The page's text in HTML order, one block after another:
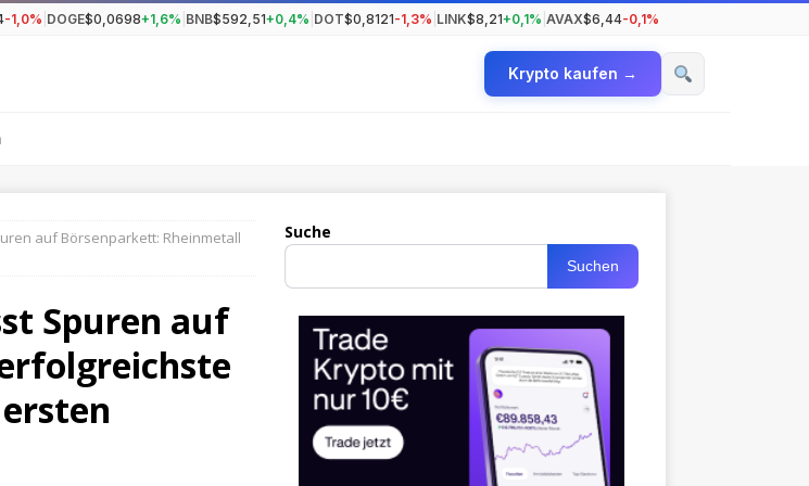
-1,0% DOGE$0,0698+1,6% BNB$592,51+0,4% DOT$0,8121-1,3% LINK$8,21+0,1% AVAX$6,44-0,1%
Krypto kaufen →
auf Börsenparkett: Rheinmetall
Spuren auf
Suche
Suchen